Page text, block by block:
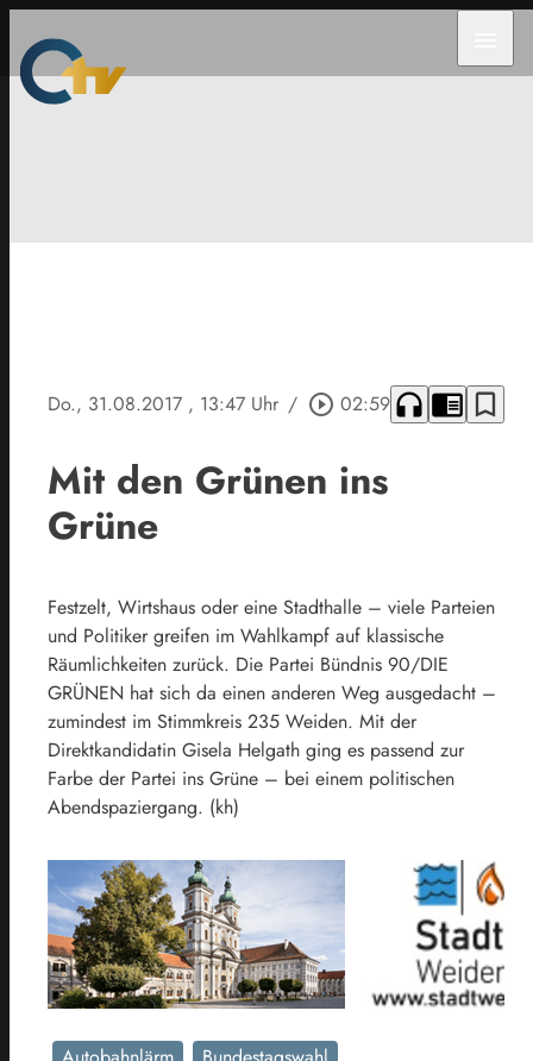
Do., 31.08.2017 , 13:47 Uhr / play_circle_outline 02:59 headphones chrome_reader_mode bookmark_border
Mit den Grünen ins
Grüne
Festzelt, Wirtshaus oder eine Stadthalle – viele Parteien
und Politiker greifen im Wahlkampf auf klassische
Räumlichkeiten zurück. Die Partei Bündnis 90/DIE
GRÜNEN hat sich da einen anderen Weg ausgedacht –
zumindest im Stimmkreis 235 Weiden. Mit der
Direktkandidatin Gisela Helgath ging es passend zur
Farbe der Partei ins Grüne – bei einem politischen
Abendspaziergang. (kh)